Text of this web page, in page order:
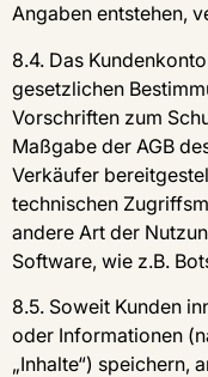
Angaben entstehen,
8.4. Das
gesetzlichen
Vorschriften zum
Maßgabe der AGB
Verkäufer
technischen
andere Art der
Software, wie z.B.
8.5. Soweit Kunden
oder Informationen
„Inhalte“) speichern,